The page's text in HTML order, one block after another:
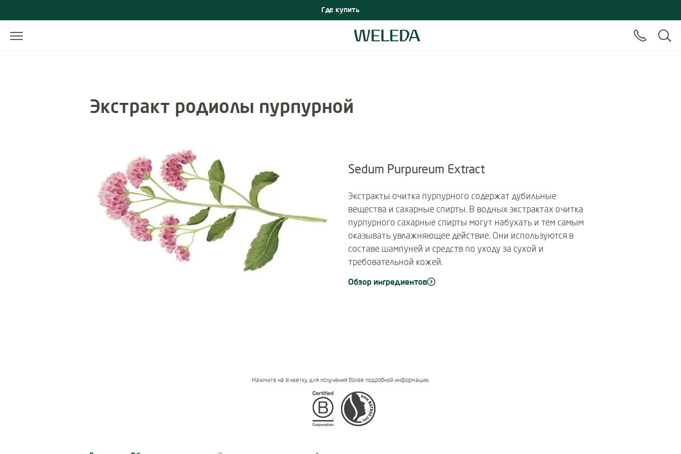
Где купить
Экстракт родиолы пурпурной
Sedum Purpureum Extract
Экстракты очитка пурпурного содержат дубильные
вещества и сахарные спирты. В водных экстрактах очитка
пурпурного сахарные спирты могут набухать и тем самым
оказывать увлажняющее действие. Они используются в
составе шампуней и средств по уходу за сухой и
требовательной кожей.
Обзор ингредиентов
Certifications
Нажмите на этикетку для получения более подробной информации.